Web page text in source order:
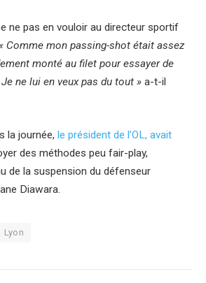
ne pas en vouloir au directeur sportif
Comme mon passing-shot était assez
monté au filet pour essayer de
ne lui en veux pas du tout » a-t-il
la journée, le président de l’OL, avait
des méthodes peu fair-play,
de la suspension du défenseur
Diawara.
Lyon